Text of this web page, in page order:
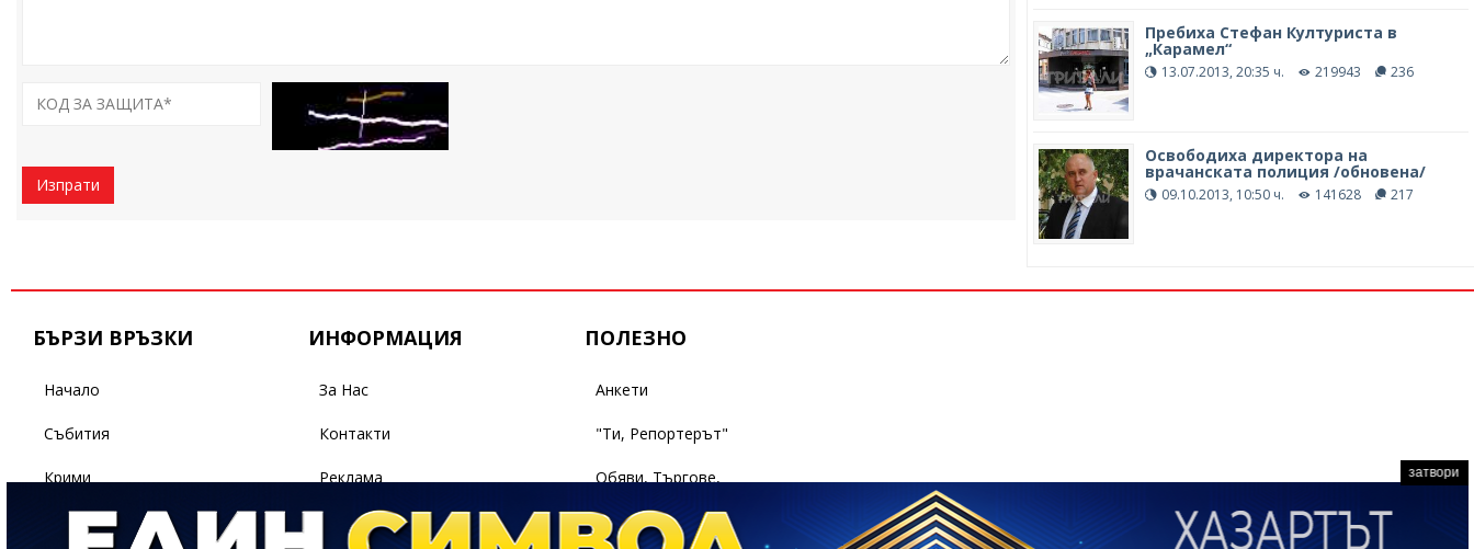
Изпрати
Пребиха Стефан Културиста в
„Карамел“
13.07.2013, 20:35 ч. 219943 236
Освободиха директора на
врачанската полиция /обновена/
09.10.2013, 10:50 ч. 141628 217
БЪРЗИ ВРЪЗКИ
Начало
Събития
Крими
Бизнес
ИНФОРМАЦИЯ
За Нас
Контакти
Реклама
Условия За Ползване
ПОЛЕЗНО
Анкети
"Ти, Репортерът"
Обяви, Търгове,
затвори